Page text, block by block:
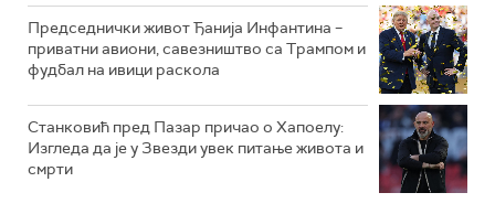
Председнички живот Ђанија Инфантина –
приватни авиони, савезништво са Трампом и
фудбал на ивици раскола
Станковић пред Пазар причао о Хапоелу:
Изгледа да је у Звезди увек питање живота и
смрти